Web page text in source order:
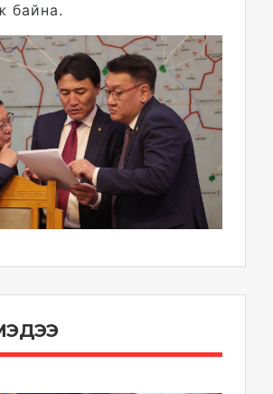
байна.